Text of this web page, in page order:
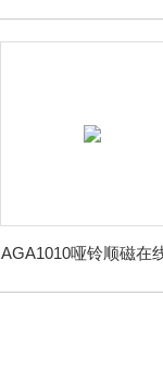
AGA1010哑铃顺磁在